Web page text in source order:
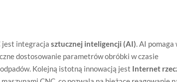
jest integracjasztucznej inteligencji (AI). AI pomaga
dostosowanie parametrów obróbki w czasie
Kolejną istotną innowacją jest Internet